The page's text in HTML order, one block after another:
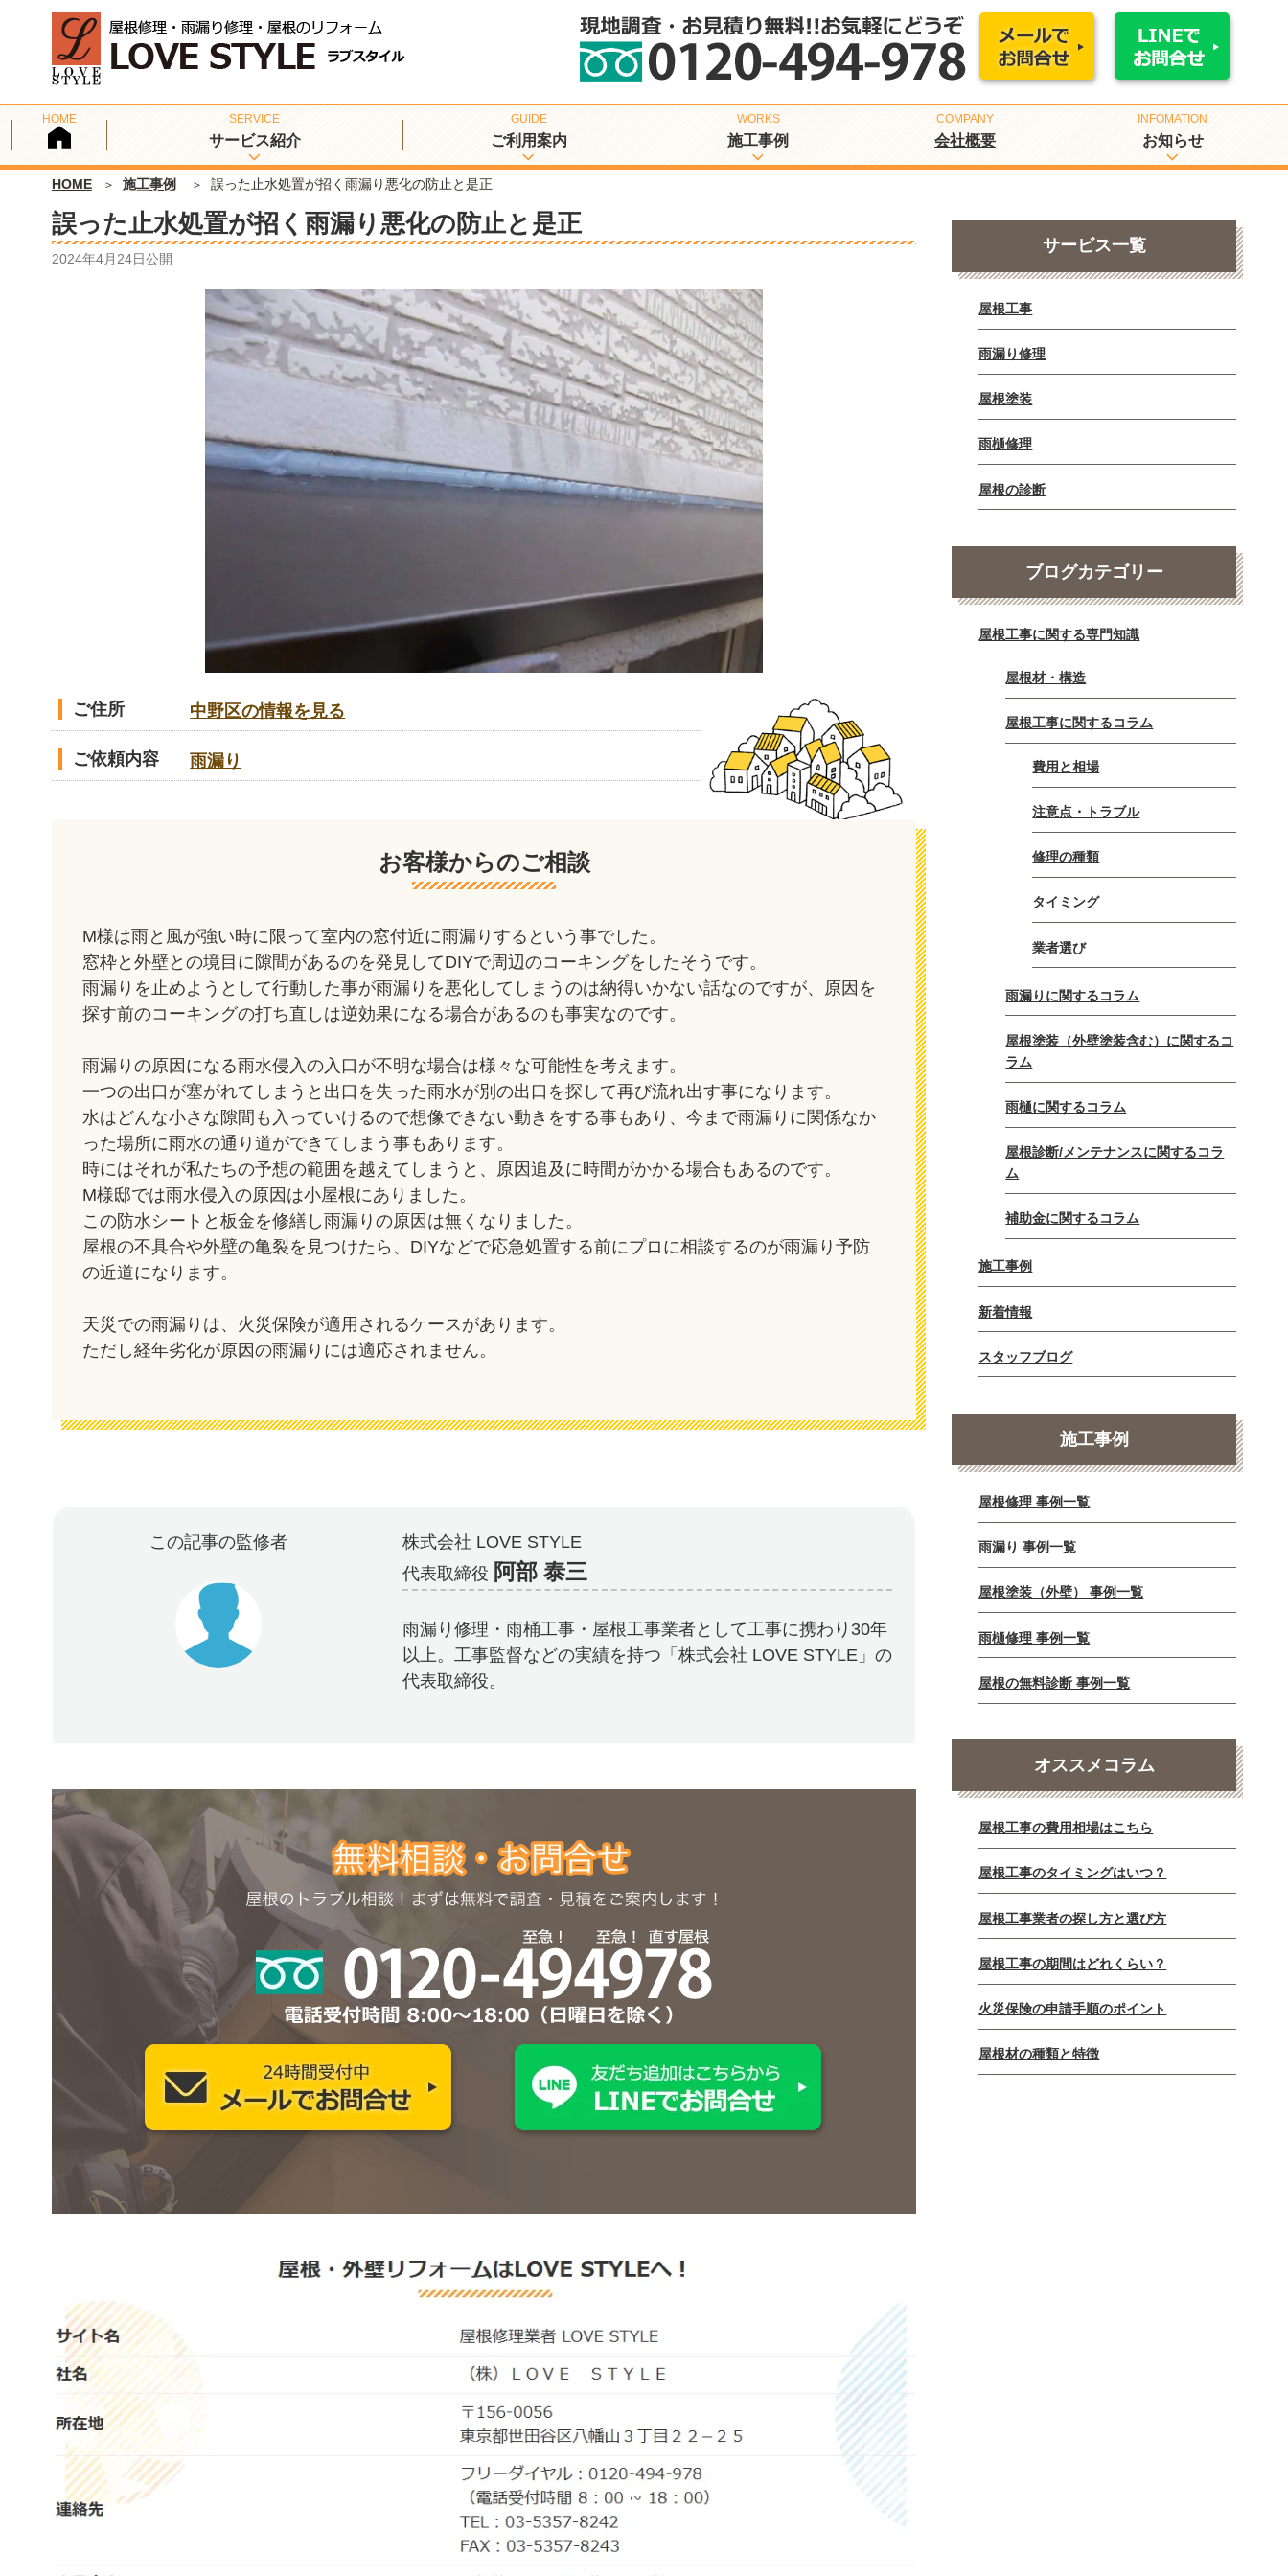
サービス紹介 ご利用案内 施工事例 会社概要 お知らせ
HOME 施工事例 誤った止水処置が招く雨漏り悪化の防止と是正
誤った止水処置が招く雨漏り悪化の防止と是正
2024年4月24日公開
ご住所 中野区の情報を見る
ご依頼内容 雨漏り
お客様からのご相談
M様は雨と風が強い時に限って室内の窓付近に雨漏りするという事でした。
窓枠と外壁との境目に隙間があるのを発見してDIYで周辺のコーキングをしたそうです。
雨漏りを止めようとして行動した事が雨漏りを悪化してしまうのは納得いかない話なのですが、原因を
探す前のコーキングの打ち直しは逆効果になる場合があるのも事実なのです。
雨漏りの原因になる雨水侵入の入口が不明な場合は様々な可能性を考えます。
一つの出口が塞がれてしまうと出口を失った雨水が別の出口を探して再び流れ出す事になります。
水はどんな小さな隙間も入っていけるので想像できない動きをする事もあり、今まで雨漏りに関係なか
った場所に雨水の通り道ができてしまう事もあります。
時にはそれが私たちの予想の範囲を越えてしまうと、原因追及に時間がかかる場合もあるのです。
M様邸では雨水侵入の原因は小屋根にありました。
この防水シートと板金を修繕し雨漏りの原因は無くなりました。
屋根の不具合や外壁の亀裂を見つけたら、DIYなどで応急処置する前にプロに相談するのが雨漏り予防
の近道になります。
天災での雨漏りは、火災保険が適用されるケースがあります。
ただし経年劣化が原因の雨漏りには適応されません。
この記事の監修者
株式会社 LOVE STYLE
代表取締役 阿部 泰三
雨漏り修理・雨桶工事・屋根工事業者として工事に携わり30年
以上。工事監督などの実績を持つ「株式会社 LOVE STYLE」の
代表取締役。
サービス一覧
屋根工事
雨漏り修理
屋根塗装
雨樋修理
屋根の診断
ブログカテゴリー
屋根工事に関する専門知識
屋根材・構造
屋根工事に関するコラム
費用と相場
注意点・トラブル
修理の種類
タイミング
業者選び
雨漏りに関するコラム
屋根塗装（外壁塗装含む）に関するコ
ラム
雨樋に関するコラム
屋根診断/メンテナンスに関するコラ
ム
補助金に関するコラム
施工事例
新着情報
スタッフブログ
施工事例
屋根修理 事例一覧
雨漏り 事例一覧
屋根塗装（外壁） 事例一覧
雨樋修理 事例一覧
屋根の無料診断 事例一覧
オススメコラム
屋根工事の費用相場はこちら
屋根工事のタイミングはいつ？
屋根工事業者の探し方と選び方
屋根工事の期間はどれくらい？
火災保険の申請手順のポイント
屋根材の種類と特徴